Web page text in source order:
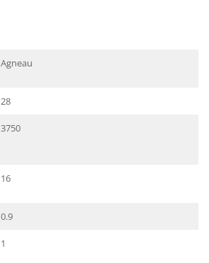
Agneau
28
3750
16
0.9
1